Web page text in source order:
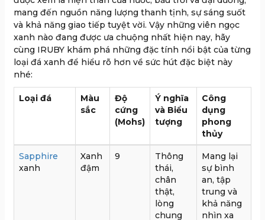
mang đến nguồn năng lượng thanh tịnh, sự sáng suốt
và khả năng giao tiếp tuyệt vời. Vậy những viên ngọc
xanh nào đang được ưa chuộng nhất hiện nay, hãy
cùng IRUBY khám phá những đặc tính nổi bật của từng
loại đá xanh để hiểu rõ hơn về sức hút đặc biệt này
nhé:
Loại đá
Màu
sắc
Độ
cứng
(Mohs)
Ý nghĩa
và Biểu
tượng
Công
dụng
phong
thủy
Sapphire
xanh
Xanh
đậm
9
Thông
thái,
chân
thật,
lòng
chung
Mang lại
sự bình
an, tập
trung và
khả năng
nhìn xa